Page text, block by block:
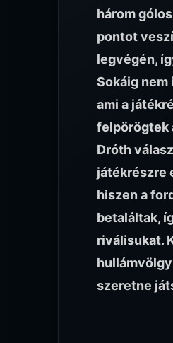
három
pontot
legvégén,
Sokáig nem
ami a
felpörögtek
Dróth
játékrészre
hiszen a
betaláltak,
riválisukat.
szeretne